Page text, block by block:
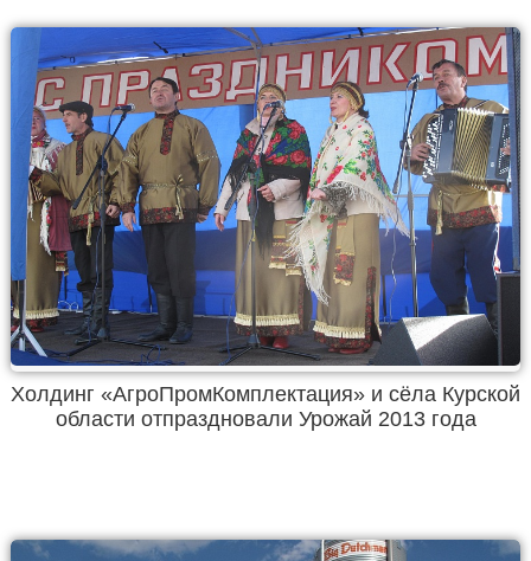
Холдинг «АгроПромКомплектация» и сёла Курской
области отпраздновали Урожай 2013 года